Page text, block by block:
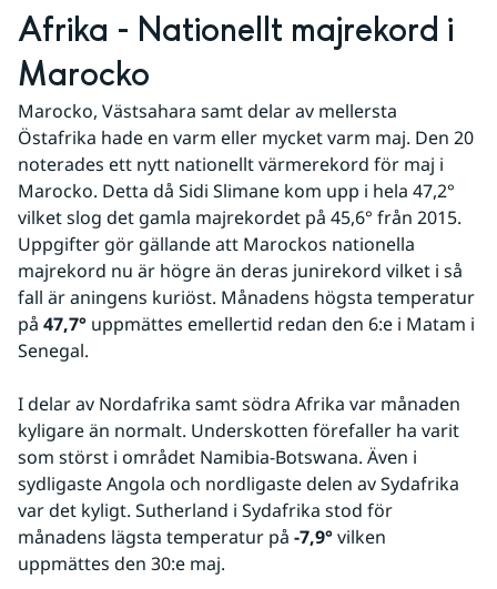
Afrika - Nationellt majrekord i
Marocko
Marocko, Västsahara samt delar av mellersta
Östafrika hade en varm eller mycket varm maj. Den 20
noterades ett nytt nationellt värmerekord för maj i
Marocko. Detta då Sidi Slimane kom upp i hela 47,2°
vilket slog det gamla majrekordet på 45,6° från 2015.
Uppgifter gör gällande att Marockos nationella
majrekord nu är högre än deras junirekord vilket i så
fall är aningens kuriöst. Månadens högsta temperatur
på 47,7° uppmättes emellertid redan den 6:e i Matam i
Senegal.
I delar av Nordafrika samt södra Afrika var månaden
kyligare än normalt. Underskotten förefaller ha varit
som störst i området Namibia-Botswana. Även i
sydligaste Angola och nordligaste delen av Sydafrika
var det kyligt. Sutherland i Sydafrika stod för
månadens lägsta temperatur på -7,9° vilken
uppmättes den 30:e maj.